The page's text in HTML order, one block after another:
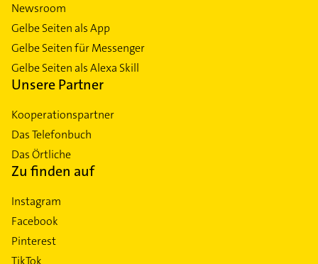
Newsroom
Gelbe Seiten als App
Gelbe Seiten für Messenger
Gelbe Seiten als Alexa Skill
Unsere Partner
Kooperationspartner
Das Telefonbuch
Das Örtliche
Zu finden auf
Instagram
Facebook
Pinterest
TikTok